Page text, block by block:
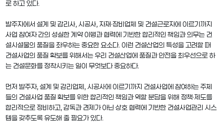
로 하고 있다.
발주자에서 설계 및 감리사, 시공사, 자재·장비업체 및 건설근로자에 이르기까지
사업 참여자 간의 성실한 계약 이행과 협력에 기반한 합리적인 책임과 의무는 건
설시설물의 품질을 좌우하는 중요한 요소다. 이런 건설산업의 특성을 고려할 때
건설사업의 품질 확보를 위해서는 우리 건설산업에 품질과 안전을 최우선으로 하
는 건설문화를 정착시키는 일이 무엇보다 중요하다.
먼저 발주자, 설계 및 감리업체, 시공사에 이르기까지 건설사업에 참여하는 주체
들의 건설사업 품질 확보를 위한 합리적인 책임과 역할 분담을 위해 정책·제도를
합리적으로 정비하고, 감독과 견제가 아닌 상호 협력에 기반한 건설사업관리 시스
템을 갖추도록 유도해 줄 필요가 있다.